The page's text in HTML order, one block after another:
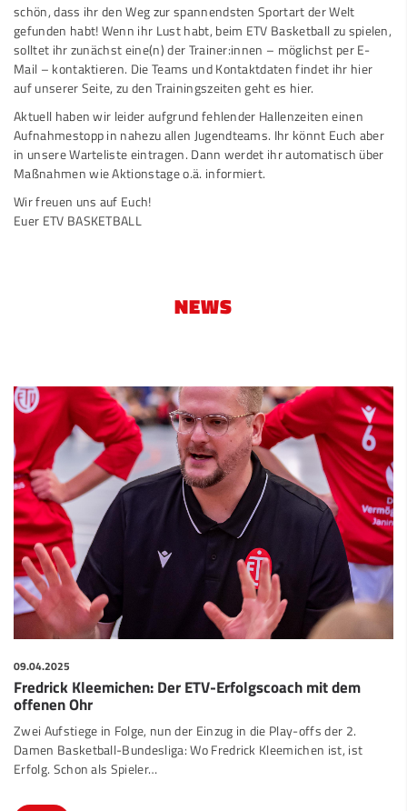
schön, dass ihr den Weg zur spannendsten Sportart der Welt
gefunden habt! Wenn ihr Lust habt, beim ETV Basketball zu spielen,
solltet ihr zunächst eine(n) der Trainer:innen – möglichst per E-
Mail – kontaktieren. Die Teams und Kontaktdaten findet ihr hier
auf unserer Seite, zu den Trainingszeiten geht es hier.
Aktuell haben wir leider aufgrund fehlender Hallenzeiten einen
Aufnahmestopp in nahezu allen Jugendteams. Ihr könnt Euch aber
in unsereWartelisteeintragen. Dann werdet ihr automatisch über
Maßnahmen wie Aktionstage o.ä. informiert.
Wir freuen uns auf Euch!
Euer ETV BASKETBALL
NEWS
09.04.2025
Fredrick Kleemichen: Der ETV-Erfolgscoach mit dem
offenen Ohr
Zwei Aufstiege in Folge, nun der Einzug in die Play-offs der 2.
Damen Basketball-Bundesliga: Wo Fredrick Kleemichen ist, ist
Erfolg. Schon als Spieler…